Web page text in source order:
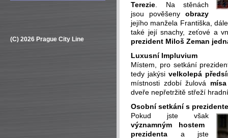
(C) 2026 Prague City Line
Terezie . Na stěnách
jsou pověšeny obrazy
jejího manžela Františka,
také její snachy, zeťové a
prezident Miloš Zeman
Luxusní Impluvium
Místem, pro setkání
tedy jakýsivelkolepá
místnosti zdobí žulová
dveře nepřetržitě střeží
Osobní setkání s
Pokud jste však
významným hostem
prezidenta a jste